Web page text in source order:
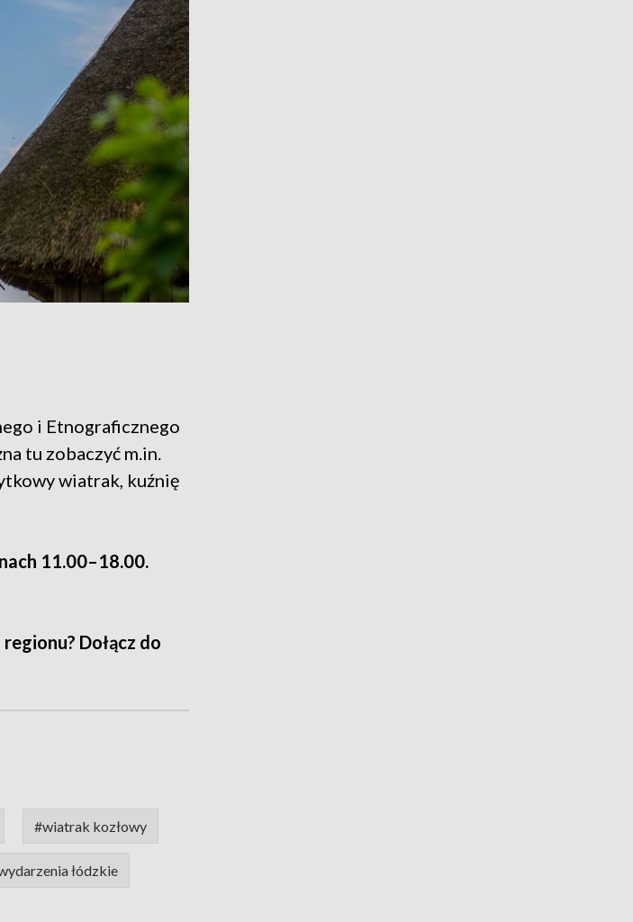
i Etnograficznego
tu zobaczyć m.in.
wiatrak, kuźnię
11.00–18.00.
Dołącz do
#wiatrak kozłowy
łódzkie